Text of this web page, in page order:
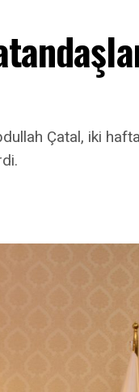
Çatal, iki